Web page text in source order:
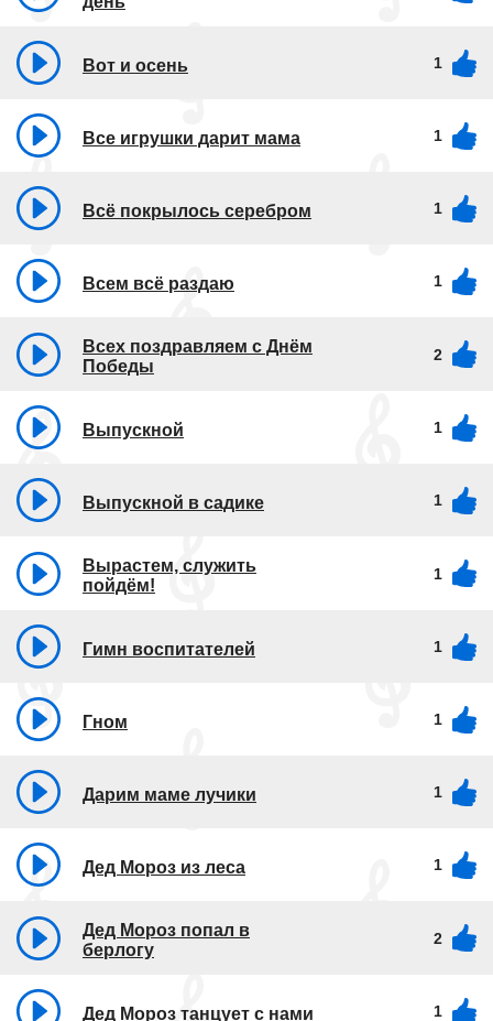
Вот и осень 1
Все игрушки дарит мама 1
Всё покрылось серебром 1
Всем всё раздаю 1
Всех поздравляем с Днём
Победы
2
Выпускной 1
Выпускной в садике 1
Вырастем, служить
пойдём!
1
Гимн воспитателей 1
Гном 1
Дарим маме лучики 1
Дед Мороз из леса 1
Дед Мороз попал в
берлогу
2
Дед Мороз танцует с нами 1